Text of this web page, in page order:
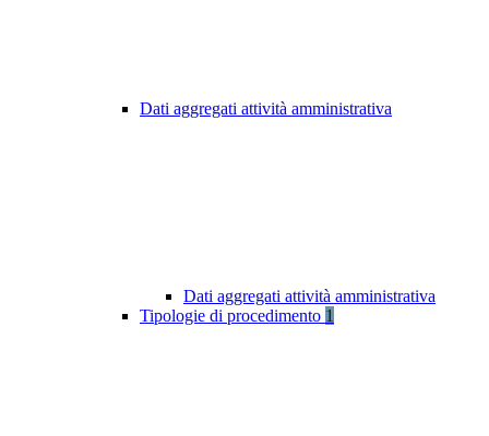
Dati aggregati attività amministrativa
Dati aggregati attività amministrativa
Tipologie di procedimento 1